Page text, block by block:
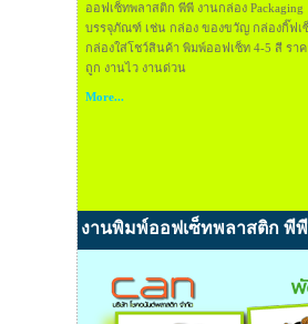
ออฟเซ็ทพลาสติก พีพี งานกล่อง Packaging
บรรจุภัณฑ์ เช่น กล่อง ของขวัญ กล่องกิ๊ฟเ
กล่องใส่โชว์สินค้า พิมพ์ออฟเซ็ท 4-5 สี รา
ถูก งานไว งานด่วน
More...
งานพิมพ์ออฟเซ็ทพลาสติก พีพี